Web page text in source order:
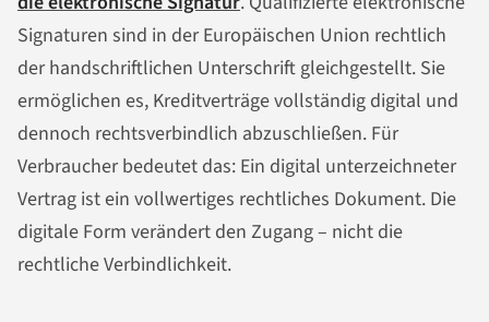
Signaturen sind in der Europäischen Union rechtlich
der handschriftlichen Unterschrift gleichgestellt. Sie
ermöglichen es, Kreditverträge vollständig digital und
dennoch rechtsverbindlich abzuschließen. Für
Verbraucher bedeutet das: Ein digital unterzeichneter
Vertrag ist ein vollwertiges rechtliches Dokument. Die
digitale Form verändert den Zugang – nicht die
rechtliche Verbindlichkeit.